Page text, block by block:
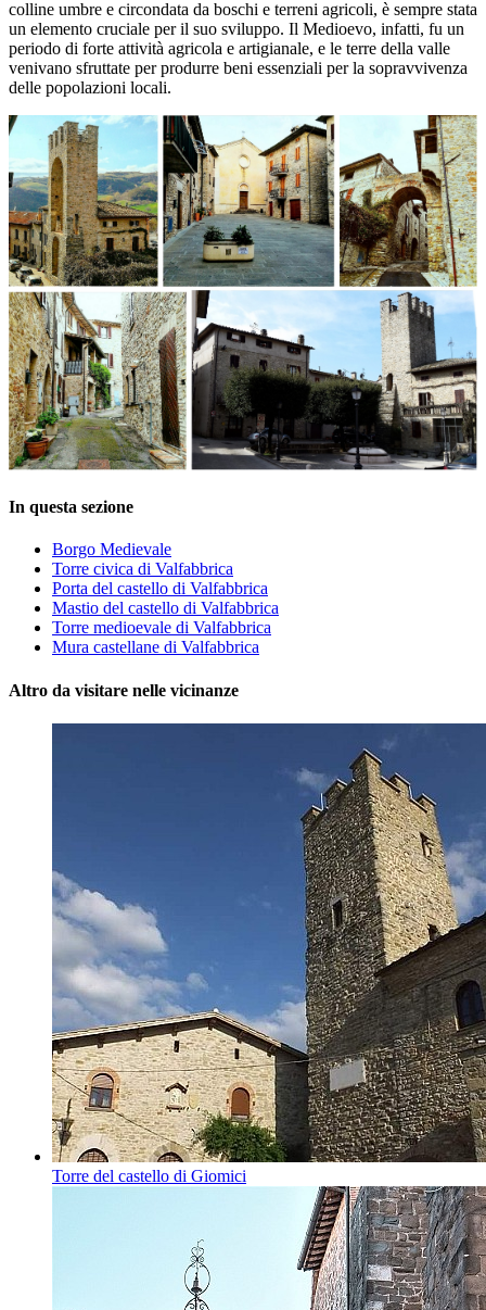
colline umbre e circondata da boschi e terreni agricoli, è sempre stata
un elemento cruciale per il suo sviluppo. Il Medioevo, infatti, fu un
periodo di forte attività agricola e artigianale, e le terre della valle
venivano sfruttate per produrre beni essenziali per la sopravvivenza
delle popolazioni locali.
In questa sezione
Borgo Medievale
Torre civica di Valfabbrica
Porta del castello di Valfabbrica
Mastio del castello di Valfabbrica
Torre medioevale di Valfabbrica
Mura castellane di Valfabbrica
Altro da visitare nelle vicinanze
Torre del castello di Giomici